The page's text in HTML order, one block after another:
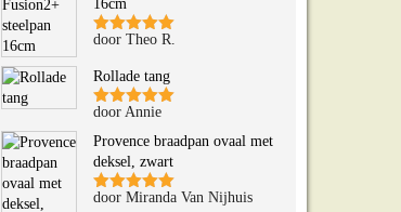
16cm
Gewaardeerd
door Theo R.
Rollade tang
Gewaardeerd
5uit 5
door Annie
Provence braadpan ovaal met
deksel, zwart
Gewaardeerd
door Miranda Van Nijhuis